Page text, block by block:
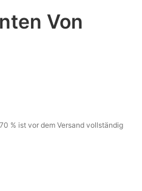
Von
% ist vor dem Versand vollständig